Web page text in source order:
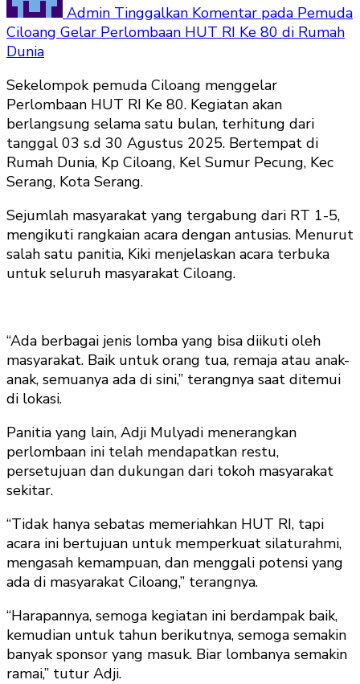
Admin Tinggalkan Komentar pada Pemuda
Ciloang Gelar Perlombaan HUT RI Ke 80 di Rumah
Dunia
Sekelompok pemuda Ciloang menggelar
Perlombaan HUT RI Ke 80. Kegiatan akan
berlangsung selama satu bulan, terhitung dari
tanggal 03 s.d 30 Agustus 2025. Bertempat di
Rumah Dunia, Kp Ciloang, Kel Sumur Pecung, Kec
Serang, Kota Serang.
Sejumlah masyarakat yang tergabung dari RT 1-5,
mengikuti rangkaian acara dengan antusias. Menurut
salah satu panitia, Kiki menjelaskan acara terbuka
untuk seluruh masyarakat Ciloang.
“Ada berbagai jenis lomba yang bisa diikuti oleh
masyarakat. Baik untuk orang tua, remaja atau anak-
anak, semuanya ada di sini,” terangnya saat ditemui
di lokasi.
Panitia yang lain, Adji Mulyadi menerangkan
perlombaan ini telah mendapatkan restu,
persetujuan dan dukungan dari tokoh masyarakat
sekitar.
“Tidak hanya sebatas memeriahkan HUT RI, tapi
acara ini bertujuan untuk memperkuat silaturahmi,
mengasah kemampuan, dan menggali potensi yang
ada di masyarakat Ciloang,” terangnya.
“Harapannya, semoga kegiatan ini berdampak baik,
kemudian untuk tahun berikutnya, semoga semakin
banyak sponsor yang masuk. Biar lombanya semakin
ramai,” tutur Adji.